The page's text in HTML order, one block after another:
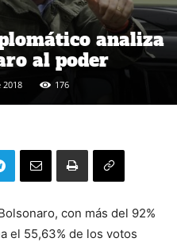
analiza
al poder
176
con más del 92%
el 55,63% de los votos